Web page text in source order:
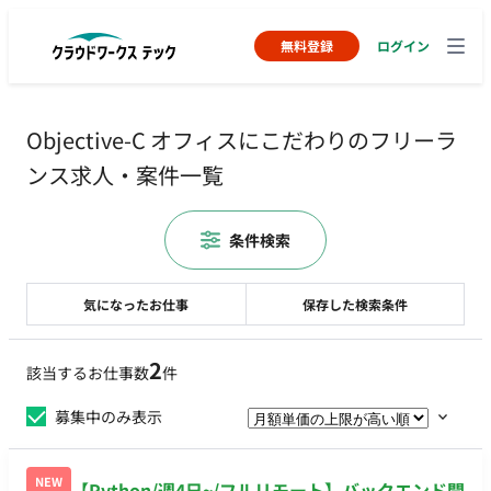
無料登録 ログイン
Objective-C オフィスにこだわりのフリーラ
ンス求人・案件一覧
該当するお仕事数2件
募集中のみ表示
NEW
気になったお仕事 保存した検索条件
条件検索